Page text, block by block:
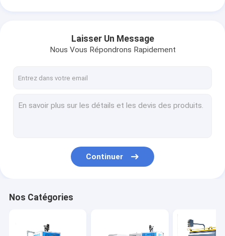
Laisser Un Message
Nous Vous Répondrons Rapidement
Continuer
Nos Catégories